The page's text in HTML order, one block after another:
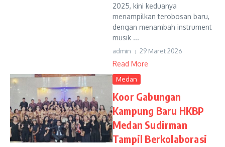
2025, kini keduanya
menampilkan terobosan baru,
dengan menambah instrument
musik ...
admin 29 Maret 2026
Read More
Medan
Koor Gabungan
Kampung Baru HKBP
Medan Sudirman
Tampil Berkolaborasi